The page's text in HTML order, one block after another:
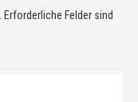
Erforderliche Felder sind